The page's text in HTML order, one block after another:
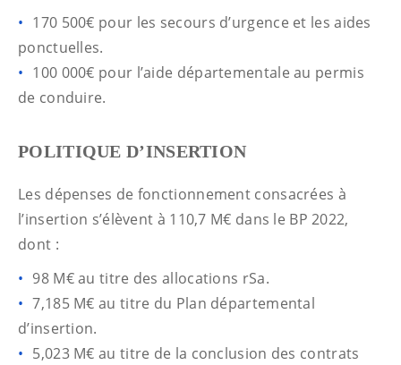
170 500€ pour les secours d’urgence et les aides
ponctuelles.
100 000€ pour l’aide départementale au permis
de conduire.
POLITIQUE D’INSERTION
Les dépenses de fonctionnement consacrées à
l’insertion s’élèvent à 110,7 M€ dans le BP 2022,
dont :
98 M€ au titre des allocations rSa.
7,185 M€ au titre du Plan départemental
d’insertion.
5,023 M€ au titre de la conclusion des contrats